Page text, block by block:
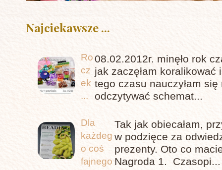
Najciekawsze ...
Ro
cz
ek
...
08.02.2012r. minęło rok
jak zaczęłam koralikować
tego czasu nauczyłam
odczytywać schemat...
Dla
każdeg
o coś
fajnego
Tak jak obiecałam,
w podzięce za
prezenty. Oto co
Nagroda 1. Czasopi...